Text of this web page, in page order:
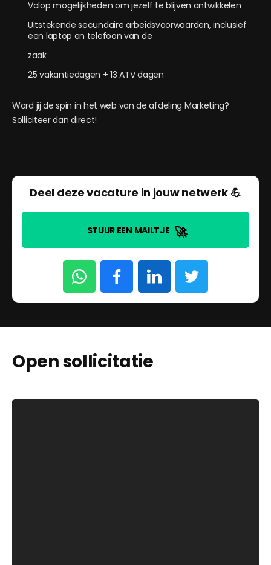
Volop mogelijkheden om jezelf te blijven ontwikkelen
Uitstekende secundaire arbeidsvoorwaarden, inclusief
een laptop en telefoon van de
zaak
25 vakantiedagen + 13 ATV dagen
Word jij de spin in het web van de afdeling Marketing?
Solliciteer dan direct!
Deel deze vacature in jouw netwerk 💪
STUUR EEN MAILTJE 🚀
Open sollicitatie